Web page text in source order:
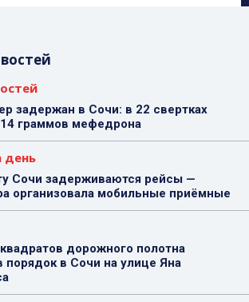
задержан в Сочи: в 22 свертках
14 граммов мефедрона
день
Сочи задерживаются рейсы —
организовала мобильные приёмные
дорожного полотна
порядок в Сочи на улице Яна